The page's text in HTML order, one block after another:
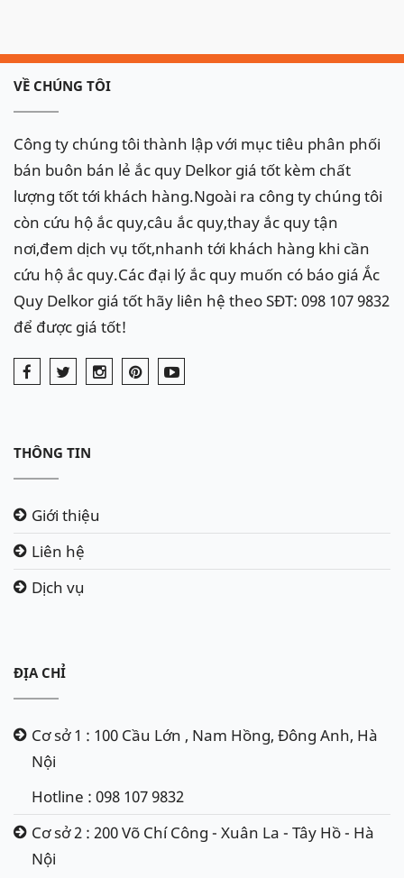
VỀ CHÚNG TÔI
Công ty chúng tôi thành lập với mục tiêu phân phối
bán buôn bán lẻ ắc quy Delkor giá tốt kèm chất
lượng tốt tới khách hàng.Ngoài ra công ty chúng tôi
còn cứu hộ ắc quy,câu ắc quy,thay ắc quy tận
nơi,đem dịch vụ tốt,nhanh tới khách hàng khi cần
cứu hộ ắc quy.Các đại lý ắc quy muốn có báo giá Ắc
Quy Delkor giá tốt hãy liên hệ theo SĐT: 098 107 9832
để được giá tốt!
THÔNG TIN
Giới thiệu
Liên hệ
Dịch vụ
ĐỊA CHỈ
Cơ sở 1 : 100 Cầu Lớn , Nam Hồng, Đông Anh, Hà
Nội
Hotline : 098 107 9832
Cơ sở 2 : 200 Võ Chí Công - Xuân La - Tây Hồ - Hà
Nội